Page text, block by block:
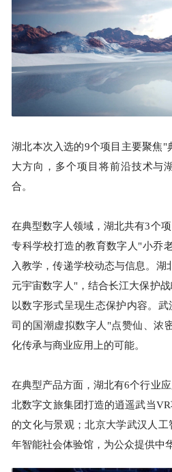
湖北本次入选的9个项目主要聚焦
大方向，多个项目将前沿技术与
合。
在典型数字人领域，湖北共有3个
专科学校打造的教育数字人"小乔
入教学，传递学校动态与信息。
元宇宙数字人"，结合长江大保护
以数字形式呈现生态保护内容。
司的国潮虚拟数字人"点赞仙、浓
化传承与商业应用上的可能。
在典型产品方面，湖北有6个行业
北数字文旅集团打造的逍遥武当
的文化与景观；北京大学武汉人
年智能社会体验馆，为公众提供中